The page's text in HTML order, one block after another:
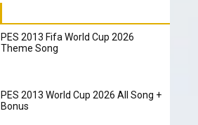
PES 2013 Fifa World Cup 2026
Theme Song
PES 2013 World Cup 2026 All Song +
Bonus